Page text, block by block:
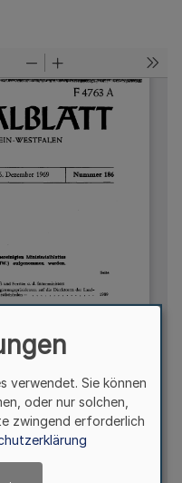
verwendet. Sie können
oder nur solchen,
zwingend erforderlich